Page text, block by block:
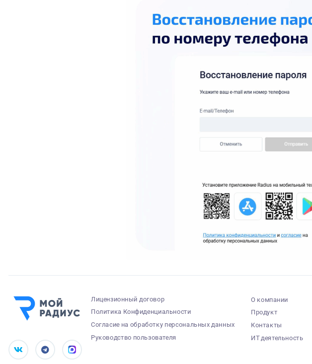
Лицензионный договор
Политика Конфиденциальности
Согласие на обработку персональных данных
Руководство пользователя
О компании
Продукт
Контакты
ИТ деятельность